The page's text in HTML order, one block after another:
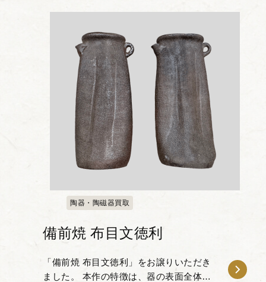
陶器・陶磁器買取
備前焼 布目文徳利
「備前焼 布目文徳利」をお譲りいただき
ました。 本作の特徴は、器の表面全体に